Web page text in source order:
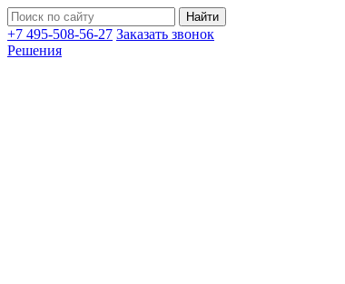
+7 495-508-56-27 Заказать звонок
Решения